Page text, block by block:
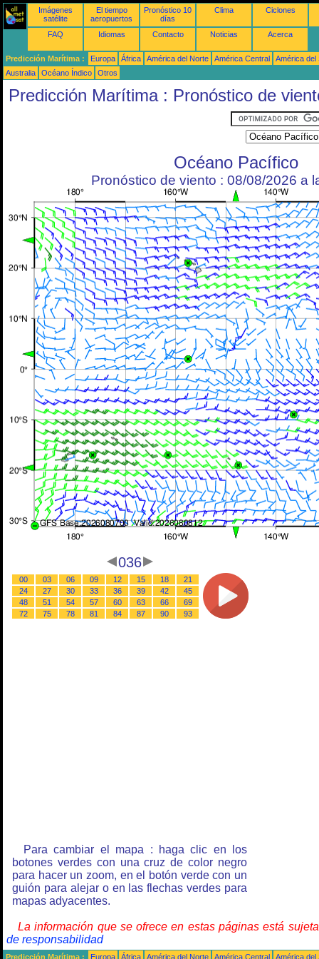
Imágenes
satélite
El tiempo
aeropuertos
Pronóstico 10
días
Clima Ciclones
FAQ Idiomas Contacto Noticias Acerca
Predicción Marítima : Europa África América del Norte América Central
América del
Australia
Océano Índico Otros
Predicción Marítima : Pronóstico de
Océano Pacífico
Pronóstico de viento : 08/08/2026 a
036
00 03 06 09 12 15 18
21
24
27 30 33 36 39 42
45
48
51 54 57 60 63 66
69
72
75 78 81 84 87 90 93
Para cambiar el mapa : haga clic en los
botones verdes con una cruz de color negro
para hacer un zoom, en el botón verde con un
guión para alejar o en las flechas verdes para
mapas adyacentes.
La información que se ofrece en estas páginas está
de responsabilidad
Predicción Marítima : Europa África América del Norte América Central
América del